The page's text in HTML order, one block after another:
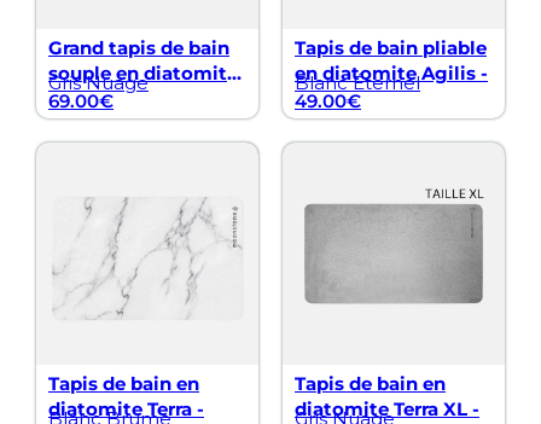
Grand tapis de bain
souple en diatomite
Vatten XXL -
Gris Nuage
69.00€
Tapis de bain pliable
en diatomite Agilis -
Blanc Éternel
49.00€
Tapis de bain en
diatomite Terra -
Blanc Brume
Tapis de bain en
diatomite Terra XL -
Gris Nuage